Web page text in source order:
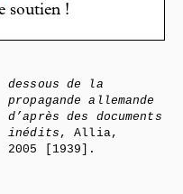
soutien !
dessous de la
propagande allemande
d’après des documents
inédits , Allia,
2005 [1939].